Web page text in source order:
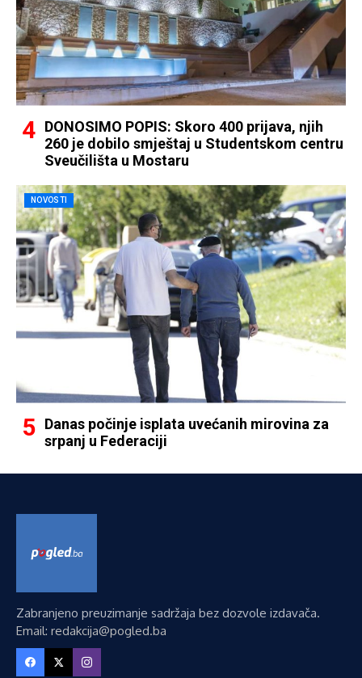
DONOSIMO POPIS: Skoro 400 prijava, njih
260 je dobilo smještaj u Studentskom centru
Sveučilišta u Mostaru
NOVOSTI
Danas počinje isplata uvećanih mirovina za
srpanj u Federaciji
Zabranjeno preuzimanje sadržaja bez dozvole izdavača.
Email: redakcija@pogled.ba